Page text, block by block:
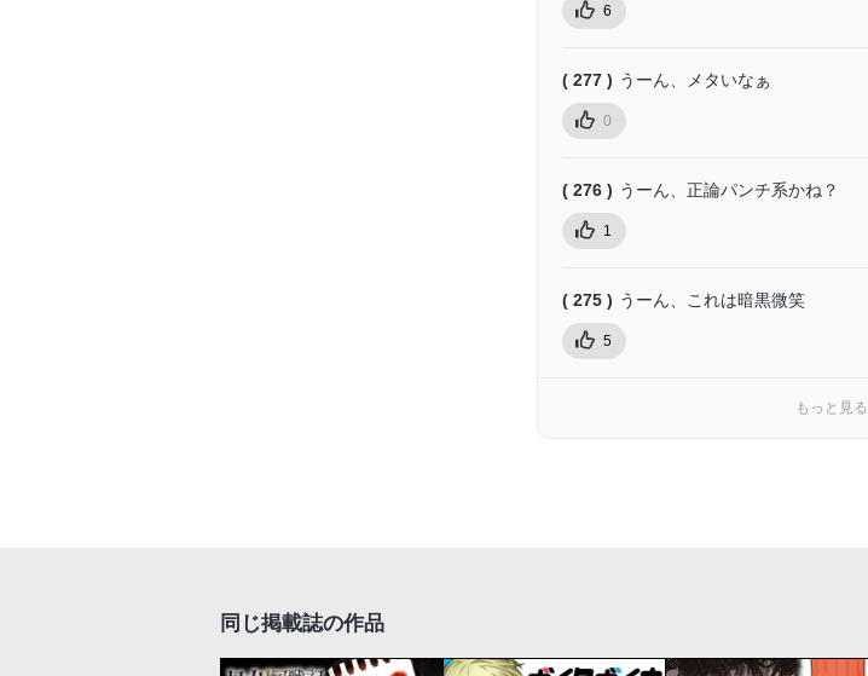
6
( 277 ) うーん、メタいなぁ
0
( 276 ) うーん、正論パンチ系かね？
1
( 275 ) うーん、これは暗黒微笑
5
もっと見る
同じ掲載誌の作品